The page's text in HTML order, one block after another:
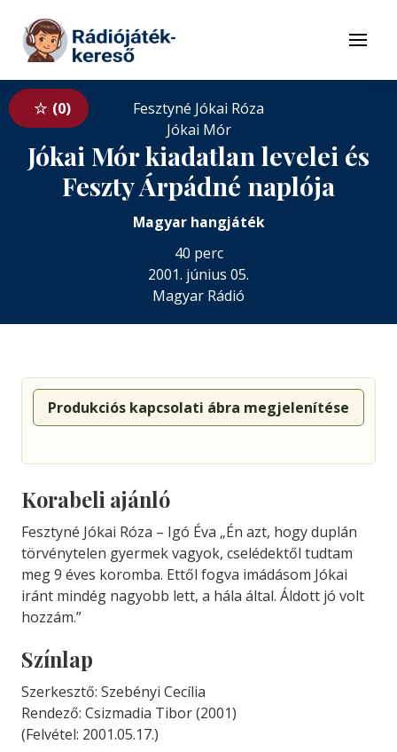
Tovább a tartalomhoz
Menü
0
Fesztyné Jókai Róza
Jókai Mór
Jókai Mór kiadatlan levelei és
Feszty Árpádné naplója
Magyar hangjáték
40 perc
2001. június 05.
Magyar Rádió
Produkciós kapcsolati ábra megjelenítése
Korabeli ajánló
Fesztyné Jókai Róza – Igó Éva „Én azt, hogy duplán
törvénytelen gyermek vagyok, cselédektől tudtam
meg 9 éves koromba. Ettől fogva imádásom Jókai
iránt mindég nagyobb lett, a hála által. Áldott jó volt
hozzám.”
Színlap
Szerkesztő: Szebényi Cecília
Rendező: Csizmadia Tibor (2001)
(Felvétel: 2001.05.17.)